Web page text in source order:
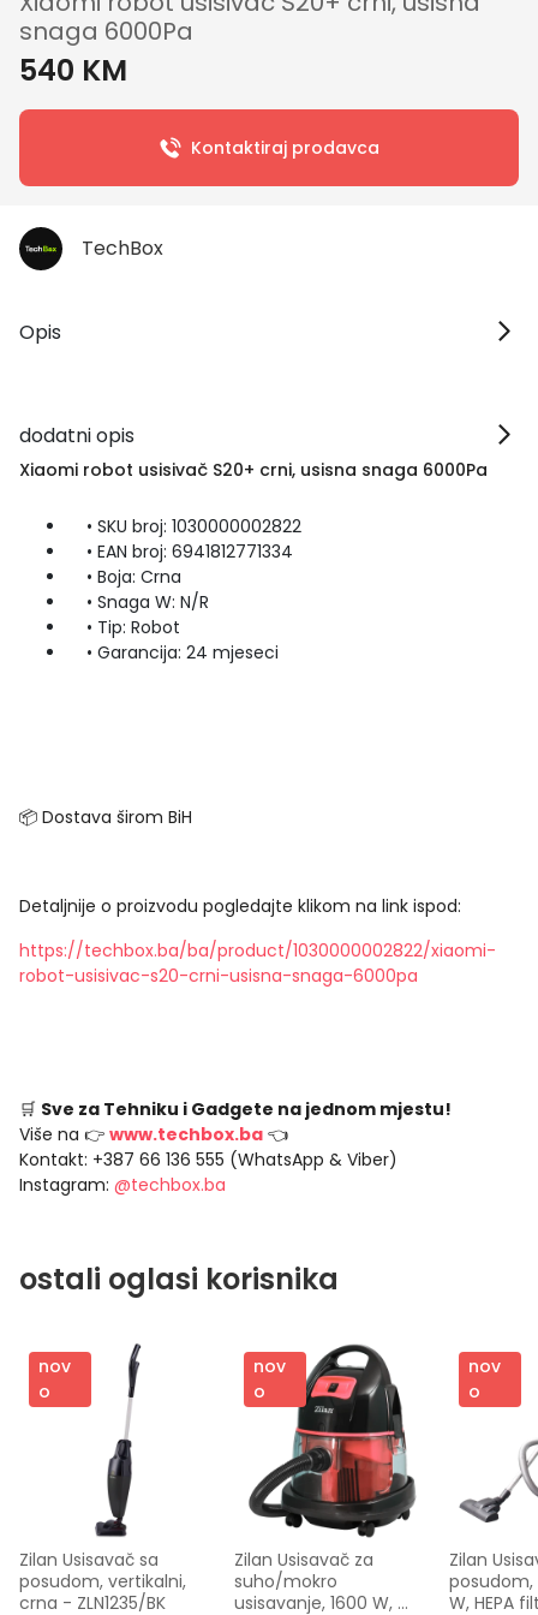
snaga 6000Pa
540 KM
Kontaktiraj prodavca
TechBox
Opis
dodatni opis
Xiaomi robot usisivač S20+ crni, usisna snaga 6000Pa
• SKU broj: 1030000002822
• EAN broj: 6941812771334
• Boja: Crna
• Snaga W: N/R
• Tip: Robot
• Garancija: 24 mjeseci
📦 Dostava širom BiH
Detaljnije o proizvodu pogledajte klikom na link ispod:
https://techbox.ba/ba/product/1030000002822/xiaomi-
robot-usisivac-s20-crni-usisna-snaga-6000pa
🛒 Sve za Tehniku i Gadgete na jednom mjestu!
Više na 👉 www.techbox.ba 👈
Kontakt: +387 66 136 555 (WhatsApp & Viber)
Instagram: @techbox.ba
ostali oglasi korisnika
nov
o
Zilan Usisavač sa
posudom, vertikalni,
crna - ZLN1235/BK
nov
o
Zilan Usisavač za
suho/mokro
usisavanje, 1600 W,
nov
o
Zilan
W, HEPA